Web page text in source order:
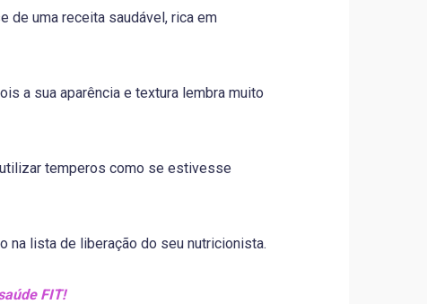
de uma receita saudável, rica em
a sua aparência e textura lembra muito
temperos como se estivesse
na lista de liberação do seu nutricionista.
FIT!